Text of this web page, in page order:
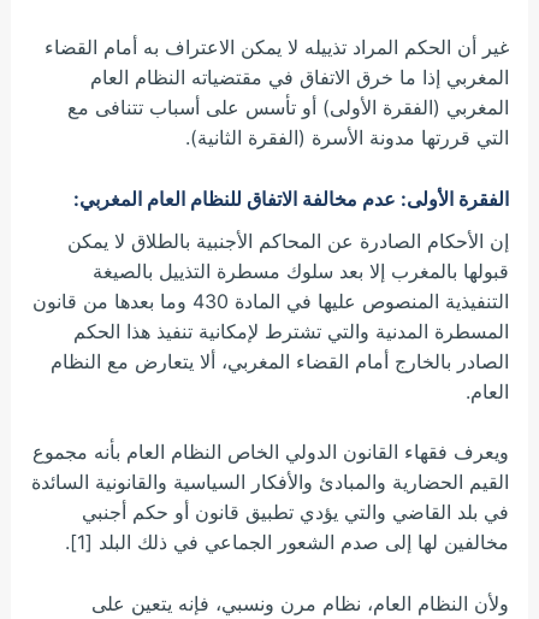
غير أن الحكم المراد تذييله لا يمكن الاعتراف به أمام القضاء
المغربي إذا ما خرق الاتفاق في مقتضياته النظام العام
المغربي (الفقرة الأولى) أو تأسس على أسباب تتنافى مع
التي قررتها مدونة الأسرة (الفقرة الثانية).
الفقرة الأولى: عدم مخالفة الاتفاق للنظام العام المغربي:
إن الأحكام الصادرة عن المحاكم الأجنبية بالطلاق لا يمكن
قبولها بالمغرب إلا بعد سلوك مسطرة التذييل بالصيغة
التنفيذية المنصوص عليها في المادة 430 وما بعدها من قانون
المسطرة المدنية والتي تشترط لإمكانية تنفيذ هذا الحكم
الصادر بالخارج أمام القضاء المغربي، ألا يتعارض مع النظام
العام.
ويعرف فقهاء القانون الدولي الخاص النظام العام بأنه مجموع
القيم الحضارية والمبادئ والأفكار السياسية والقانونية السائدة
في بلد القاضي والتي يؤدي تطبيق قانون أو حكم أجنبي
مخالفين لها إلى صدم الشعور الجماعي في ذلك البلد [1].
ولأن النظام العام، نظام مرن ونسبي، فإنه يتعين على